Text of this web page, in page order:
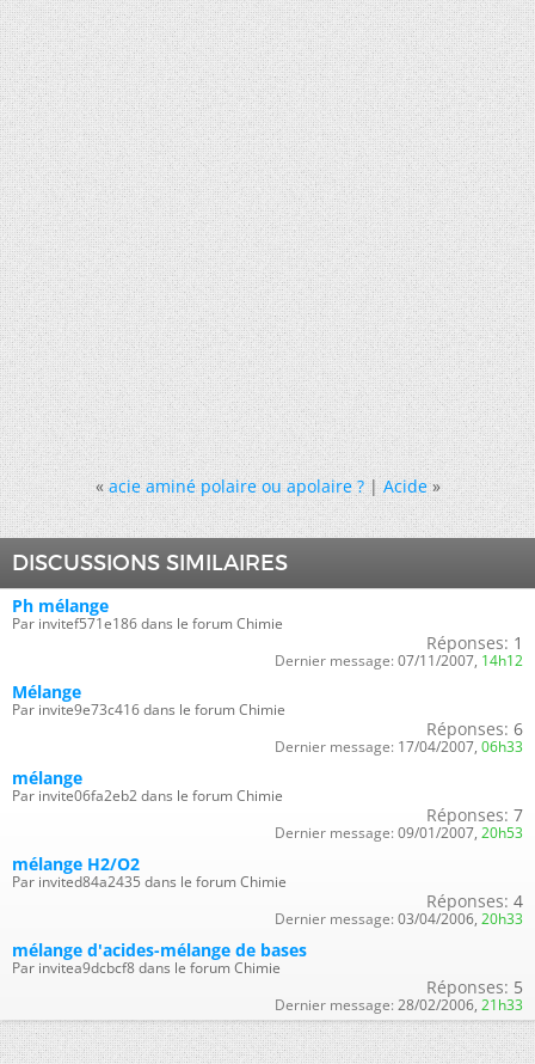
« acie aminé polaire ou apolaire ?|Acide »
DISCUSSIONS SIMILAIRES
Ph mélange
Par invitef571e186 dans le forum Chimie
Réponses: 1
Dernier message: 07/11/2007, 14h12
Mélange
Par invite9e73c416 dans le forum Chimie
Réponses: 6
Dernier message: 17/04/2007, 06h33
mélange
Par invite06fa2eb2 dans le forum Chimie
Réponses: 7
Dernier message: 09/01/2007, 20h53
mélange H2/O2
Par invited84a2435 dans le forum Chimie
Réponses: 4
Dernier message: 03/04/2006, 20h33
mélange d'acides-mélange de bases
Par invitea9dcbcf8 dans le forum Chimie
Réponses: 5
Dernier message: 28/02/2006, 21h33